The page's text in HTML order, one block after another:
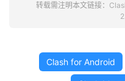
转载需注明本文链接：
Clash for Android